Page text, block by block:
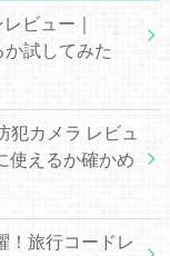
ビュー｜
試してみた
犯カメラ レビュ
使えるか確かめ
！旅行コードレ